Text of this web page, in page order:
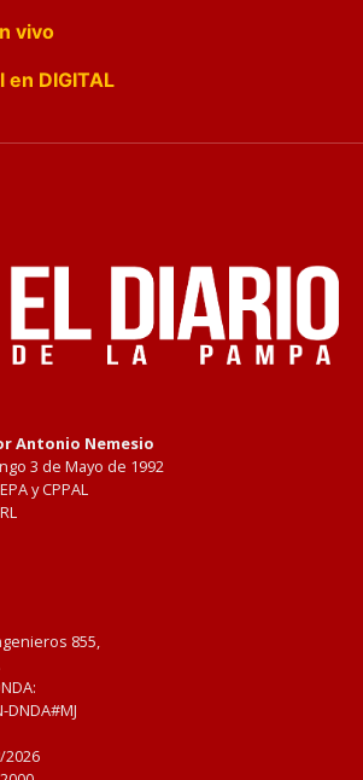
vivo
en DIGITAL
Antonio Nemesio
3 de Mayo de 1992
y CPPAL
855,
DNDA#MJ
2026